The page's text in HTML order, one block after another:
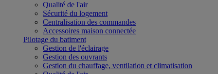
Qualité de l'air
Sécurité du logement
Centralisation des commandes
Accessoires maison connectée
Pilotage du batiment
Gestion de l'éclairage
Gestion des ouvrants
Gestion du chauffage, ventilation et climatisation